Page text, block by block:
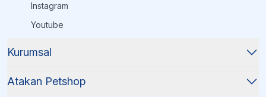
Instagram
Youtube
Kurumsal
Atakan Petshop